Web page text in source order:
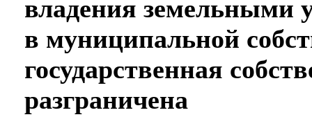
владения земельными
в муниципальной
государственная
разграничена